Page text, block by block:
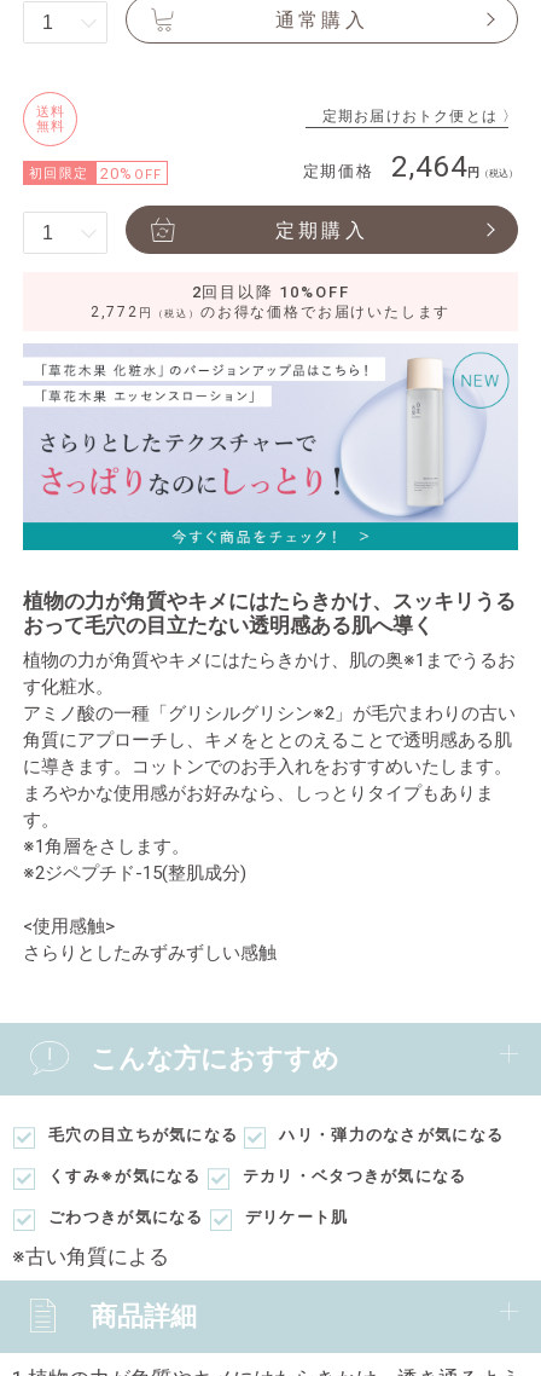
通常購入
初回限定 20% OFF
定期お届けおトク便とは 〉
定期価格
送料
無料
2,464 （税込）
定期購入
2回目以降 10%OFF
2,772 円 （税込） のお得な価格でお届けいたします
植物の力が角質やキメにはたらきかけ、スッキリうる
おって毛穴の目立たない透明感ある肌へ導く
植物の力が角質やキメにはたらきかけ、肌の奥※1までうるお
す化粧水。
アミノ酸の一種「グリシルグリシン※2」が毛穴まわりの古い
角質にアプローチし、キメをととのえることで透明感ある肌
に導きます。コットンでのお手入れをおすすめいたします。
まろやかな使用感がお好みなら、しっとりタイプもありま
す。
※1角層をさします。
※2ジペプチド-15(整肌成分)
<使用感触>
さらりとしたみずみずしい感触
こんな方におすすめ
毛穴の目立ちが気になる ハリ・弾力のなさが気になる
くすみ※が気になる テカリ・ベタつきが気になる
ごわつきが気になる デリケート肌
※古い角質による
商品詳細